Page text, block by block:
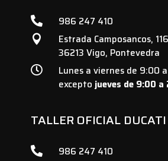
 986 247 410

Estrada Camposancos, 116
36213 Vigo, Pontevedra

Lunes a viernes de 9:00
excepto jueves de 9:00 a
TALLER OFICIAL
 986 247 410